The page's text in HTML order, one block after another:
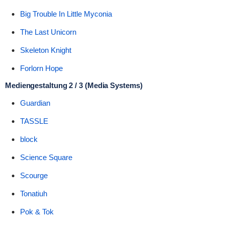
Big Trouble In Little Myconia
The Last Unicorn
Skeleton Knight
Forlorn Hope
Mediengestaltung 2 / 3 (Media Systems)
Guardian
TASSLE
block
Science Square
Scourge
Tonatiuh
Pok & Tok